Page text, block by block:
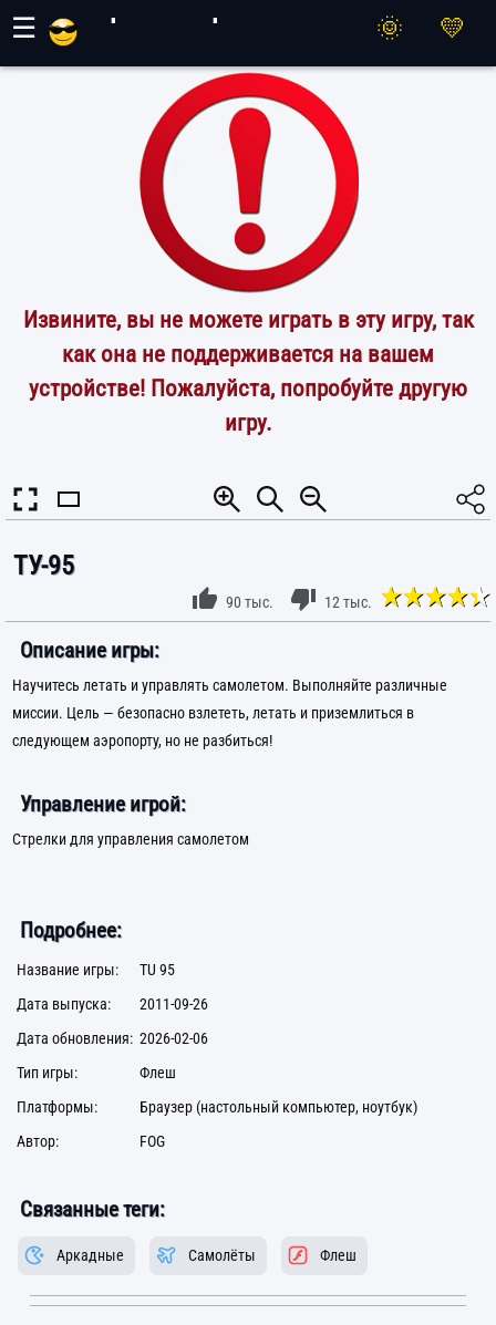
☰
Извините, вы не можете играть в эту игру, так
как она не поддерживается на вашем
устройстве! Пожалуйста, попробуйте другую
игру.
ТУ-95
90 тыс. 12 тыс.
Описание игры:
Научитесь летать и управлять самолетом. Выполняйте различные
миссии. Цель — безопасно взлететь, летать и приземлиться в
следующем аэропорту, но не разбиться!
Управление игрой:
Стрелки для управления самолетом
Подробнее:
Название игры:
TU 95
Дата выпуска:
2011-09-26
Дата обновления: 2026-02-06
Тип игры:
Флеш
Платформы:
Браузер (настольный компьютер, ноутбук)
Автор:
FOG
Связанные теги:
Аркадные Самолёты Флеш